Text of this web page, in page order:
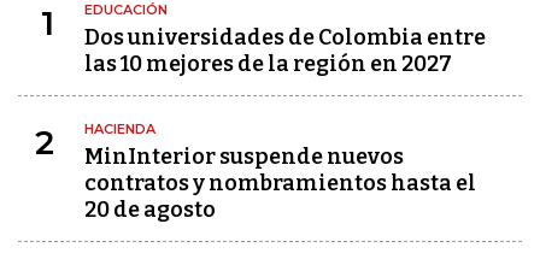
1 EDUCACIÓN
Dos universidades de Colombia entre
las 10 mejores de la región en 2027
2 HACIENDA
MinInterior suspende nuevos
contratos y nombramientos hasta el
20 de agosto